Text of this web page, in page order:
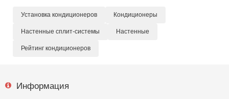
Установка кондиционеров Кондиционеры
Настенные сплит-системы Настенные
Рейтинг кондиционеров
Информация